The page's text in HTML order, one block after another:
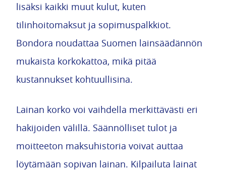
lisäksi kaikki muut kulut, kuten
tilinhoitomaksut ja sopimuspalkkiot.
Bondora noudattaa Suomen lainsäädännön
mukaista korkokattoa, mikä pitää
kustannukset kohtuullisina.
Lainan korko voi vaihdella merkittävästi eri
hakijoiden välillä. Säännölliset tulot ja
moitteeton maksuhistoria voivat auttaa
löytämään sopivan lainan. Kilpailuta lainat